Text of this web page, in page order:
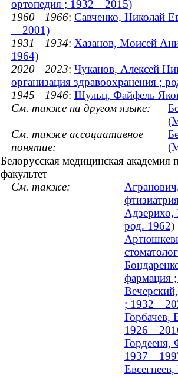
ортопедия ; 1932—2015)
1960—1966: Савченко, Николай
—2001)
1931—1934: Хазанов, Моисей
1964)
2020—2023: Чуканов, Алексей
организация здравоохранения ;
1945—1946: Шульц, Файфель
См. также на другом языке:
См. также ассоциативное
понятие:
Белорусская медицинская
факультет
См. также:
Адзерихо,
род. 1962)
фармация
;
Горбачев,
Гордееня,